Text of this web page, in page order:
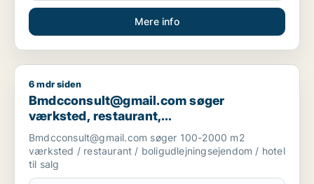
Mere info
Bmdcconsult@gmail.com søger værksted, restaurant,
6 mdr siden
Bmdcconsult@gmail.com søger
værksted, restaurant,
boligudlejningsejendom eller hotel til salg
i Storkøbenhavn
Bmdcconsult@gmail.com søger 100-2000 m2
værksted / restaurant / boligudlejningsejendom / hotel
til salg